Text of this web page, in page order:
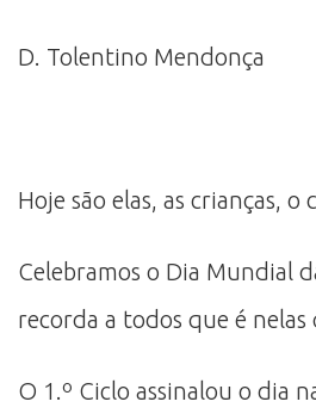
D. Tolentino Mendonça
Hoje são elas, as crianças,
Celebramos o Dia Mundial
recorda a todos que é
O 1.º Ciclo assinalou o dia